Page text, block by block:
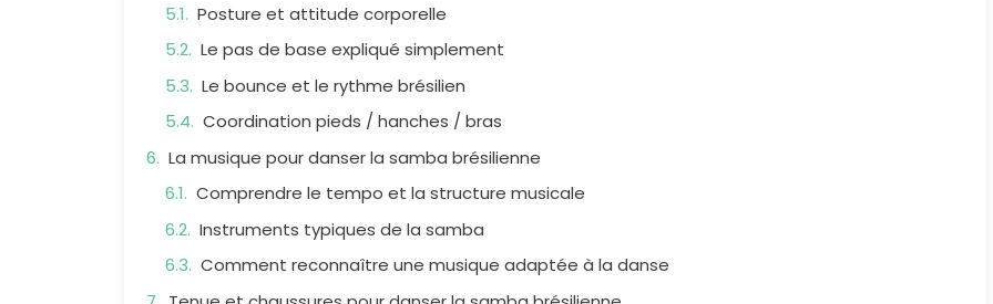
Posture et attitude corporelle
Le pas de base expliqué simplement
Le bounce et le rythme brésilien
Coordination pieds / hanches / bras
La musique pour danser la samba brésilienne
Comprendre le tempo et la structure musicale
Instruments typiques de la samba
Comment reconnaître une musique adaptée à la danse